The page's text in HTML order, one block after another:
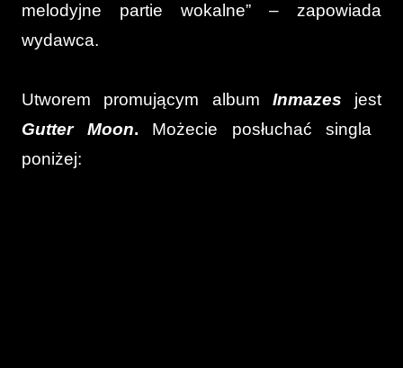
melodyjne partie wokalne” – zapowiada
wydawca.
Utworem promującym album Inmazes
jest
Gutter Moon. Możecie posłuchać singla
poniżej: